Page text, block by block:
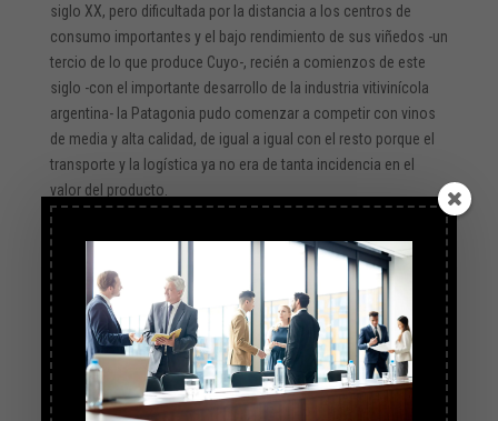
siglo XX, pero dificultada por la distancia a los centros de
consumo importantes y el bajo rendimiento de sus viñedos -un
tercio de lo que produce Cuyo-, recién a comienzos de este
siglo -con el importante desarrollo de la industria vitivinícola
argentina- la Patagonia pudo comenzar a competir con vinos
de media y alta calidad, de igual a igual con el resto porque el
transporte y la logística ya no era de tanta incidencia en el
valor del producto.
Neuquén posee 1.758 hectáreas de vides, de las cuales 91%
está en el departamento de Aniello, con 10 bodegas y 41
elaboradores de vino artesanal; Río Negro, 1.620 hectáreas y
Chubut 102 hectáreas.
Fuente: https://www.telam.com.ar/notas/202010/530736-
produccion-vitivinicola-patagonia.html